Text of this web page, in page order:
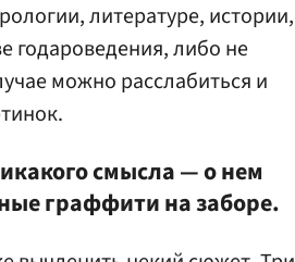
литературе, истории,
годароведения, либо не
можно расслабиться и
смысла — о нем
граффити на заборе.